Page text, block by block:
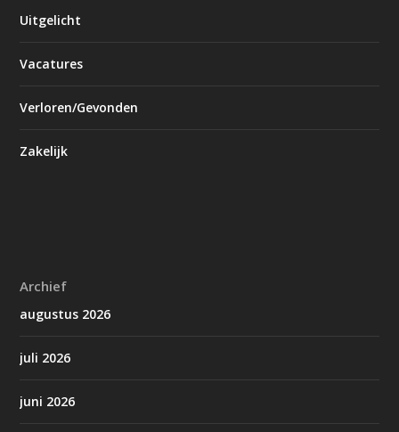
Uitgelicht
Vacatures
Verloren/Gevonden
Zakelijk
Archief
augustus 2026
juli 2026
juni 2026